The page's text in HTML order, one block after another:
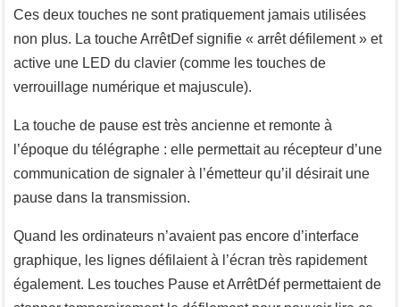
Ces deux touches ne sont pratiquement jamais utilisées
non plus. La toucheArrêtDefsignifie « arrêt défilement » et
active une LED du clavier (comme les touches de
verrouillage numérique et majuscule).
La touche de pause est très ancienne et remonte à
l’époque du télégraphe : elle permettait au récepteur d’une
communication de signaler à l’émetteur qu’il désirait une
pause dans la transmission.
Quand les ordinateurs n’avaient pas encore d’interface
graphique, les lignes défilaient à l’écran très rapidement
également. Les touches Pause etArrêtDéfpermettaient de